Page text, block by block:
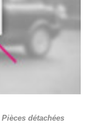
Pièces détachées